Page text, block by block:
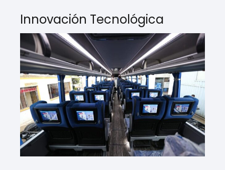
Innovación Tecnológica